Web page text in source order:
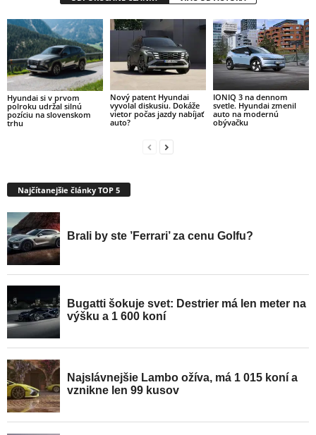
Hyundai si v prvom
polroku udržal silnú
pozíciu na slovenskom
trhu
Nový patent Hyundai
vyvolal diskusiu. Dokáže
vietor počas jazdy nabíjať
auto?
IONIQ 3 na dennom
svetle. Hyundai zmenil
auto na modernú
obývačku
Najčítanejšie články TOP 5